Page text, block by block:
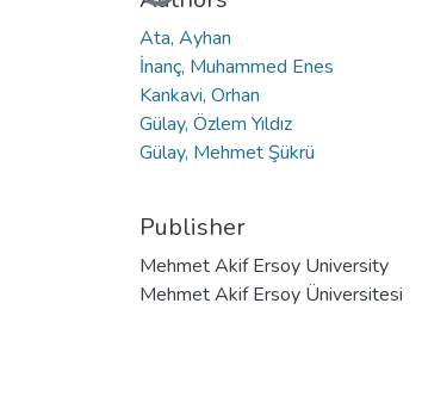
Ata, Ayhan
İnanç, Muhammed Enes
Kankavi, Orhan
Gülay, Özlem Yıldız
Gülay, Mehmet Şükrü
Publisher
Mehmet Akif Ersoy University
Mehmet Akif Ersoy Üniversitesi